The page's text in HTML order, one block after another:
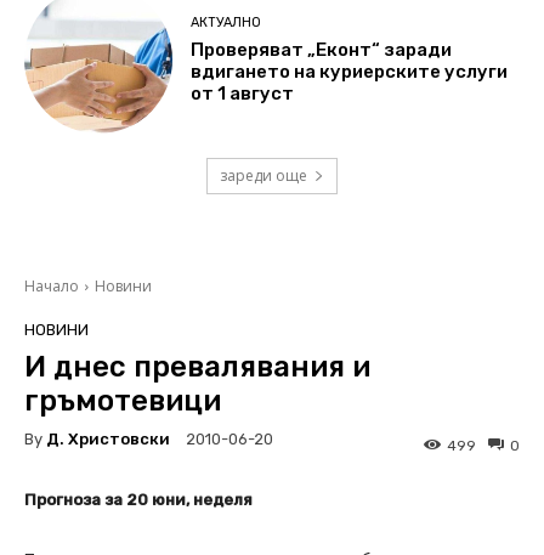
АКТУАЛНО
Проверяват „Еконт“ заради
вдигането на куриерските услуги
от 1 август
зареди още